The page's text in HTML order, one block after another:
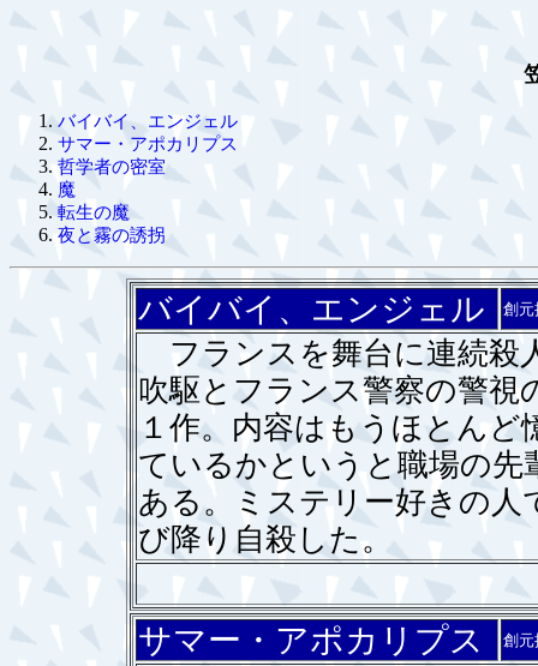
バイバイ、エンジェル
サマー・アポカリプス
哲学者の密室
魔
転生の魔
夜と霧の誘拐
バイバイ、エンジェル 創元
フランスを舞台に連続殺
吹駆とフランス警察の警視
１作。内容はもうほとん
ているかというと職場の
ある。ミステリー好きの人
び降り自殺した。
サマー・アポカリプス 創元